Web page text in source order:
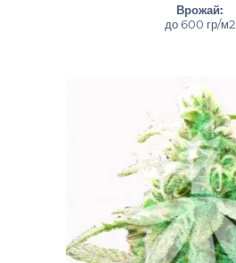
Врожай:
до 600 гр/м2